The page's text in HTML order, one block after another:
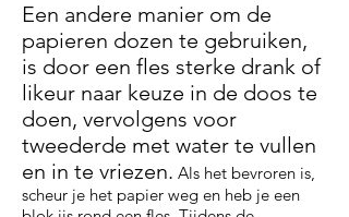
Een andere manier om de
papieren dozen te gebruiken,
is door een fles sterke drank of
likeur naar keuze in de doos te
doen, vervolgens voor
tweederde met water te vullen
en in te vriezen. Als het bevroren is,
scheur je het papier weg en heb je een